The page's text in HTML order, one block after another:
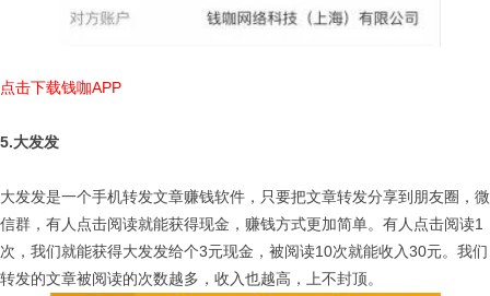
点击下载钱咖APP
5.大发发
大发发是一个手机转发文章赚钱软件，只要把文章转发分享到朋友圈，微
信群，有人点击阅读就能获得现金，赚钱方式更加简单。有人点击阅读1
次，我们就能获得大发发给个3元现金，被阅读10次就能收入30元。我们
转发的文章被阅读的次数越多，收入也越高，上不封顶。